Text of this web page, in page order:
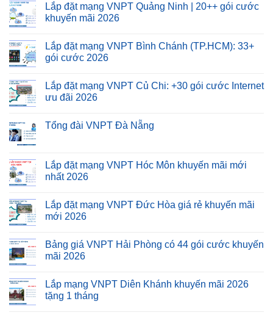
Lắp đặt mạng VNPT Quảng Ninh | 20++ gói cước
khuyến mãi 2026
Lắp đặt mạng VNPT Bình Chánh (TP.HCM): 33+
gói cước 2026
Lắp đặt mạng VNPT Củ Chi: +30 gói cước Internet
ưu đãi 2026
Tổng đài VNPT Đà Nẵng
Lắp đặt mạng VNPT Hóc Môn khuyến mãi mới
nhất 2026
Lắp đặt mạng VNPT Đức Hòa giá rẻ khuyến mãi
mới 2026
Bảng giá VNPT Hải Phòng có 44 gói cước khuyến
mãi 2026
Lắp mạng VNPT Diên Khánh khuyến mãi 2026
tặng 1 tháng